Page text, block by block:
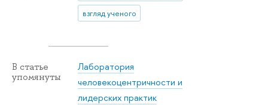
взгляд ученого
В статье
упомянуты
Лаборатория
человекоцентричности и
лидерских практик